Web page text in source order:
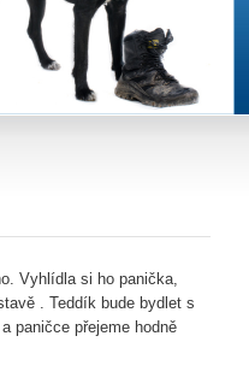
Vyhlídla si ho panička,
. Teddík bude bydlet s
paničce přejeme hodně